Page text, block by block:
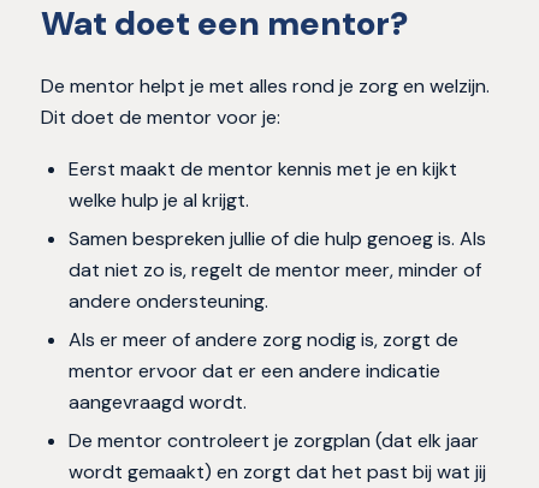
Wat doet een mentor?
De mentor helpt je met alles rond je zorg en welzijn.
Dit doet de mentor voor je:
Eerst maakt de mentor kennis met je en kijkt
welke hulp je al krijgt.
Samen bespreken jullie of die hulp genoeg is. Als
dat niet zo is, regelt de mentor meer, minder of
andere ondersteuning.
Als er meer of andere zorg nodig is, zorgt de
mentor ervoor dat er een andere indicatie
aangevraagd wordt.
De mentor controleert je zorgplan (dat elk jaar
wordt gemaakt) en zorgt dat het past bij wat jij